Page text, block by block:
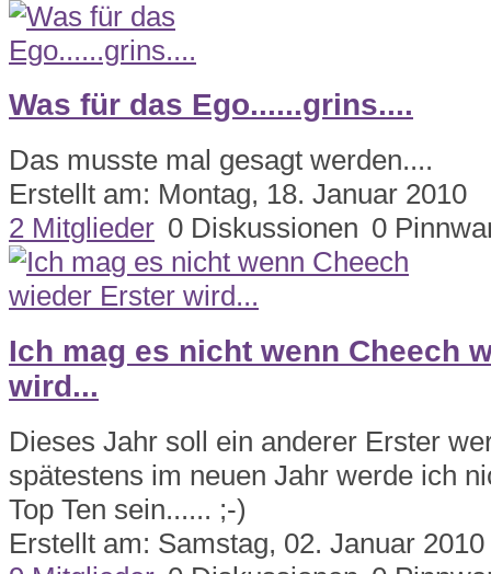
Was für das Ego......grins....
Das musste mal gesagt werden....
Erstellt am: Montag, 18. Januar 2010
2 Mitglieder 0 Diskussionen 0
Ich mag es nicht wenn Cheech
wird...
Dieses Jahr soll ein anderer Erster
spätestens im neuen Jahr werde ich
Top Ten sein...... ;-)
Erstellt am: Samstag, 02. Januar 2010